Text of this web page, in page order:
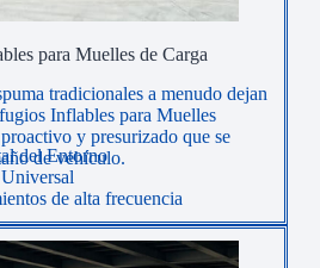
para Muelles de Carga
tradicionales a menudo dejan
Inflables para Muelles
y presurizado que se
de vehículo.
del Entorno
de alta frecuencia